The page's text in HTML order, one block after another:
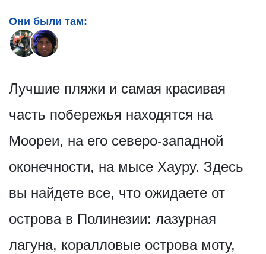
Они были там:
Лучшие пляжи и самая красивая
часть побережья находятся на
Моореи, на его северо-западной
оконечности, на мысе Хауру. Здесь
вы найдете все, что ожидаете от
острова в Полинезии: лазурная
лагуна, коралловые острова моту,